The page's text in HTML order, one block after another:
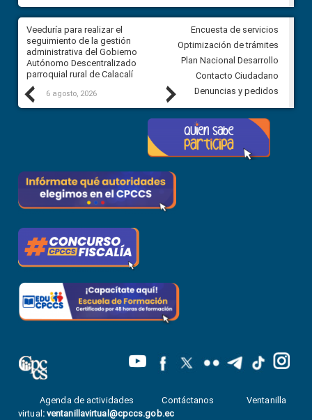
Previous
Veeduría para realizar el
seguimiento de la gestión
administrativa del Gobierno
Autónomo Descentralizado
parroquial rural de Calacalí
6 agosto, 2026
Veeduría para vigilar los
derivados de la Audiencia
comunidad Urbina, parroquia
Carolina
5 agosto, 2026
Next
Encuesta de servicios
Optimización de trámites
Plan Nacional Desarrollo
Contacto Ciudadano
Denuncias y pedidos
Agenda de actividades Contáctanos
Ventanilla
virtual : ventanillavirtual@cpccs.gob.ec